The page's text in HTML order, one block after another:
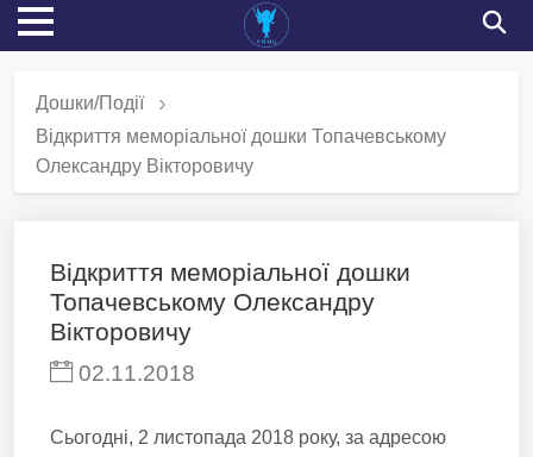
Дошки/Події
Відкриття меморіальної дошки Топачевському
Олександру Вікторовичу
Відкриття меморіальної дошки
Топачевському Олександру
Вікторовичу
02.11.2018
Сьогодні, 2 листопада 2018 року, за адресою